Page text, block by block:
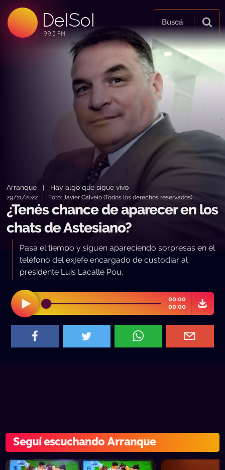
DelSol
99.5 FM
Buscá
Arranque Hay algo que sigue vivo
29/11/2022 | Foto: Javier Calvelo (Todos los derechos reservados)
¿Tenés chance de aparecer en los
chats de Astesiano?
Pasa el tiempo y siguen apareciendo sorpresas en el
teléfono del exjefe encargado de custodiar al
presidente Luis Lacalle Pou.
00:00
00:00
Seguí escuchando Arranque